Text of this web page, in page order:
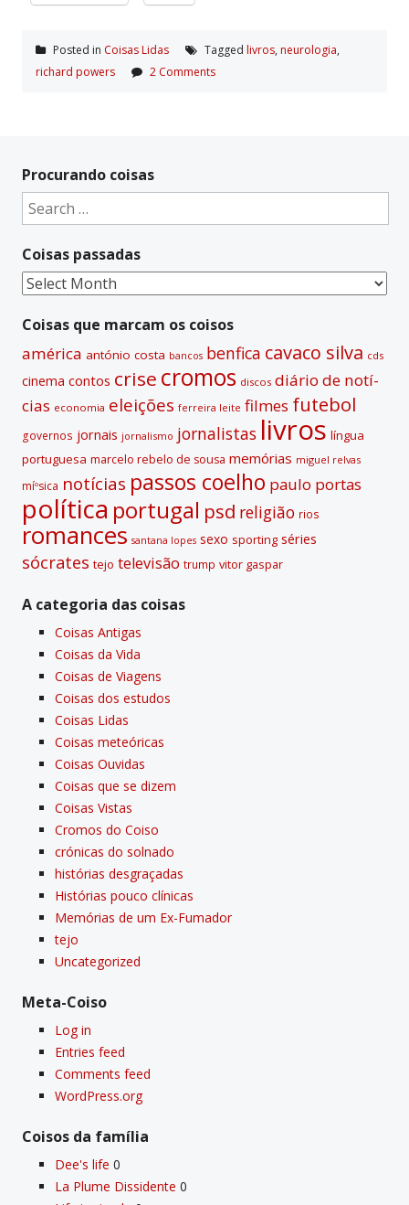
Posted in Coisas Lidas Tagged livros, neurologia,
richard powers
2 Comments
Procurando coisas
Search
for:
Coisas passadas
Coisas
Coisas que marcam os coisos
américa antónio costa bancos benfica cavaco silva cds
cinema contos crise cromos discos diário de notí­
cias economia eleições ferreira leite filmes futebol
governos jornais jornalismo jornalistas livros lí­ngua
portuguesa marcelo rebelo de sousa memórias miguel relvas
míºsica notí­cias passos coelho paulo portas
polí­tica portugal psd religião rios
romances santana lopes sexo sporting séries
sócrates tejo televisão trump vitor gaspar
A categoria das coisas
Coisas Antigas
Coisas da Vida
Coisas de Viagens
Coisas dos estudos
Coisas Lidas
Coisas meteóricas
Coisas Ouvidas
Coisas que se dizem
Coisas Vistas
Cromos do Coiso
crónicas do solnado
histórias desgraçadas
Histórias pouco clí­nicas
Memórias de um Ex-Fumador
tejo
Uncategorized
Meta-Coiso
Log in
Entries feed
Comments feed
WordPress.org
Coisos da famí­lia
Dee's life 0
La Plume Dissidente 0